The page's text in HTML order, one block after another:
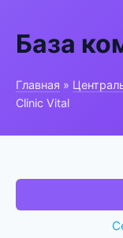
База
Главная »
Clinic Vital